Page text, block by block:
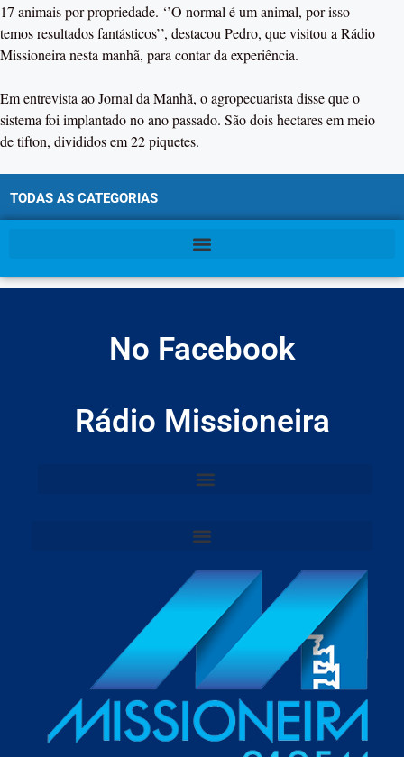
17 animais por propriedade. ‘’O normal é um animal, por isso
temos resultados fantásticos’’, destacou Pedro, que visitou a Rádio
Missioneira nesta manhã, para contar da experiência.
Em entrevista ao Jornal da Manhã, o agropecuarista disse que o
sistema foi implantado no ano passado. São dois hectares em meio
de tifton, divididos em 22 piquetes.
TODAS AS CATEGORIAS
No Facebook
Rádio Missioneira